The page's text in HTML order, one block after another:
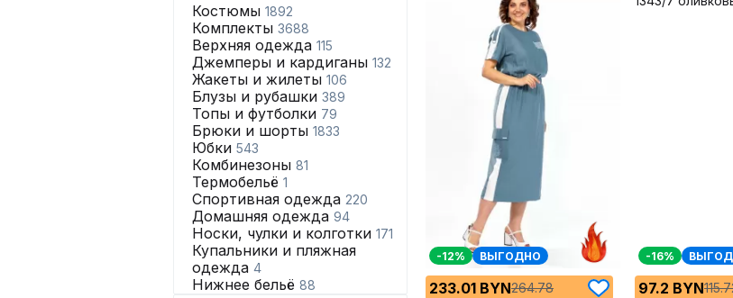
Костюмы 1892
Комплекты 3688
Верхняя одежда 115
Джемперы и кардиганы 132
Жакеты и жилеты 106
Блузы и рубашки 389
Топы и футболки 79
Брюки и шорты 1833
Юбки 543
Комбинезоны 81
Термобельё 1
Спортивная одежда 220
Домашняя одежда 94
Носки, чулки и колготки 171
Купальники и пляжная
одежда 4
Нижнее бельё 88
-12% ВЫГОДНО
233.01 BYN264.78
-16%
97.2 BYN